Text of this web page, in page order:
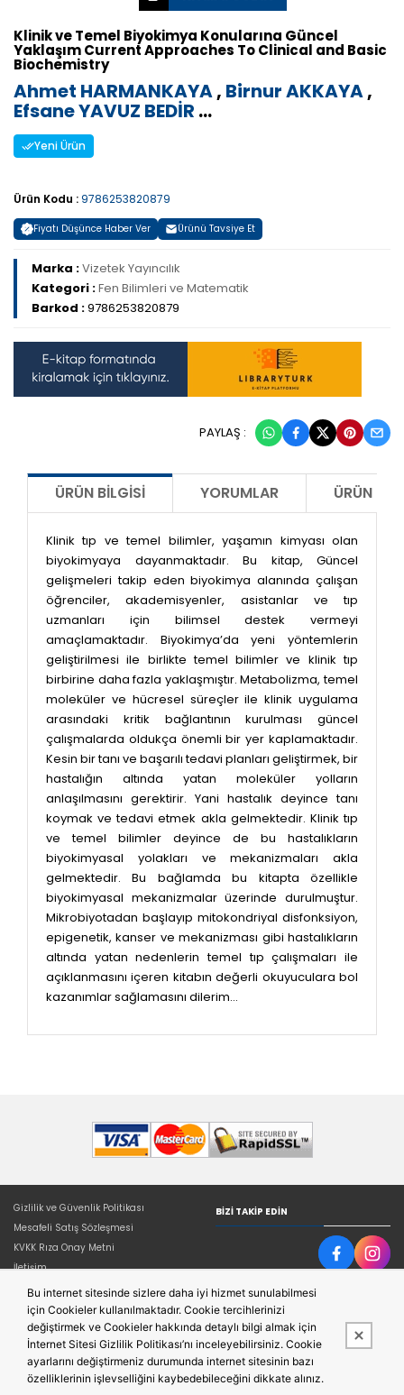
Klinik ve Temel Biyokimya Konularına Güncel
Yaklaşım Current Approaches To Clinical and Basic
Biochemistry
Ahmet HARMANKAYA, Birnur AKKAYA,
Efsane YAVUZ BEDİR ...
Yeni Ürün
Ürün Kodu : 9786253820879
Fiyatı Düşünce Haber Ver Ürünü Tavsiye Et
Marka :Vizetek Yayıncılık
Kategori :Fen Bilimleri ve Matematik
Barkod :9786253820879
PAYLAŞ :
ÜRÜN BILGISI YORUMLAR ÜRÜN
Klinik tıp ve temel bilimler, yaşamın kimyası olan
biyokimyaya dayanmaktadır. Bu kitap, Güncel
gelişmeleri takip eden biyokimya alanında çalışan
öğrenciler, akademisyenler, asistanlar ve tıp
uzmanları için bilimsel destek vermeyi
amaçlamaktadır. Biyokimya’da yeni yöntemlerin
geliştirilmesi ile birlikte temel bilimler ve klinik tıp
birbirine daha fazla yaklaşmıştır. Metabolizma, temel
moleküler ve hücresel süreçler ile klinik uygulama
arasındaki kritik bağlantının kurulması güncel
çalışmalarda oldukça önemli bir yer kaplamaktadır.
Kesin bir tanı ve başarılı tedavi planları geliştirmek, bir
hastalığın altında yatan moleküler yolların
anlaşılmasını gerektirir. Yani hastalık deyince tanı
koymak ve tedavi etmek akla gelmektedir. Klinik tıp
ve temel bilimler deyince de bu hastalıkların
biyokimyasal yolakları ve mekanizmaları akla
gelmektedir. Bu bağlamda bu kitapta özellikle
biyokimyasal mekanizmalar üzerinde durulmuştur.
Mikrobiyotadan başlayıp mitokondriyal disfonksiyon,
epigenetik, kanser ve mekanizması gibi hastalıkların
altında yatan nedenlerin temel tıp çalışmaları ile
açıklanmasını içeren kitabın değerli okuyuculara bol
kazanımlar sağlamasını dilerim…
Gizlilik ve Güvenlik Politikası
Mesafeli Satış Sözleşmesi
KVKK Rıza Onay Metni
İletişim
BIZI TAKIP EDIN
Bu internet sitesinde sizlere daha iyi hizmet sunulabilmesi
için Cookieler kullanılmaktadır. Cookie tercihlerinizi
değiştirmek ve Cookieler hakkında detaylı bilgi almak için
İnternet Sitesi Gizlilik Politikası’nı inceleyebilirsiniz. Cookie
ayarlarını değiştirmeniz durumunda internet sitesinin bazı
özelliklerinin işlevselliğini kaybedebileceğini dikkate alınız.